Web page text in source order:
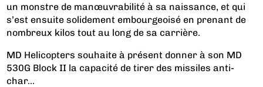
un monstre de manœuvrabilité à sa naissance, et qui
s’est ensuite solidement embourgeoisé en prenant de
nombreux kilos tout au long de sa carrière.
MD Helicopters souhaite à présent donner à son MD
530G Block II la capacité de tirer des missiles anti-
char...